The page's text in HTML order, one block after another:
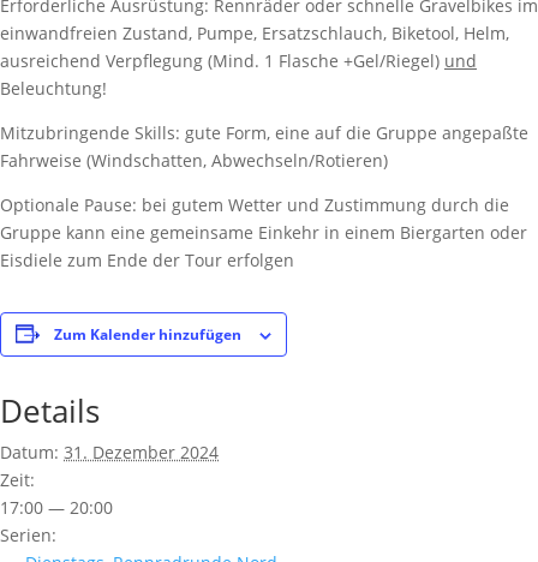
Erforderliche Ausrüstung: Rennräder oder schnelle Gravelbikes im
einwandfreien Zustand, Pumpe, Ersatzschlauch, Biketool, Helm,
ausreichend Verpflegung (Mind. 1 Flasche +Gel/Riegel) und
Beleuchtung!
Mitzubringende Skills: gute Form, eine auf die Gruppe angepaßte
Fahrweise (Windschatten, Abwechseln/Rotieren)
Optionale Pause: bei gutem Wetter und Zustimmung durch die
Gruppe kann eine gemeinsame Einkehr in einem Biergarten oder
Eisdiele zum Ende der Tour erfolgen
Zum Kalender hinzufügen
Details
Datum: 31. Dezember 2024
Zeit:
17:00 — 20:00
Serien: